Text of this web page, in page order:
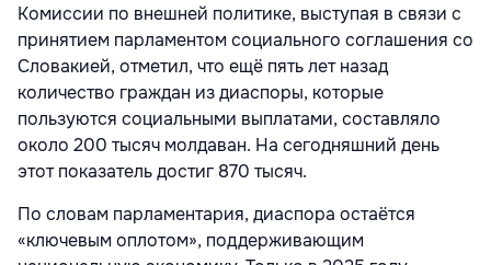
Комиссии по внешней политике, выступая в связи с
принятием парламентом социального соглашения со
Словакией, отметил, что ещё пять лет назад
количество граждан из диаспоры, которые
пользуются социальными выплатами, составляло
около 200 тысяч молдаван. На сегодняшний день
этот показатель достиг 870 тысяч.
По словам парламентария, диаспора остаётся
«ключевым оплотом», поддерживающим